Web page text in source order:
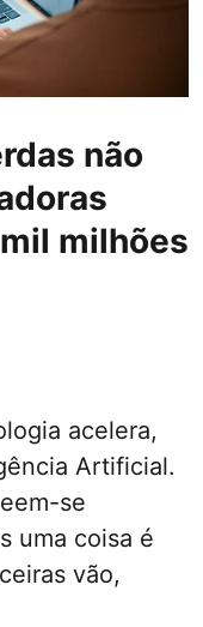
não
milhões
acelera,
Artificial.
se
uma coisa é
vão,